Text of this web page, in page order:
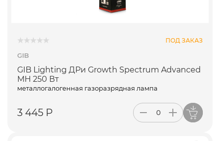
ПОД ЗАКАЗ
GIB
GIB Lighting ДРи Growth Spectrum Advanced
MH 250 Вт
металлогалогенная газоразрядная лампа
3 445 Р